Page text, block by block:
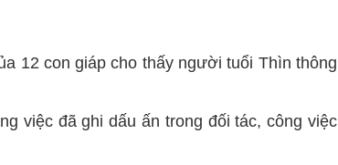
12 con giáp cho thấy người tuổi Thìn thông
việc đã ghi dấu ấn trong đối tác, công việc